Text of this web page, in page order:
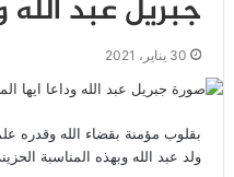
جبريل عبد الله
30 يناير، 2021
بقلوب مؤمنة بقضاء الله وقدره
ولد عبد الله وبهذه المناسبة